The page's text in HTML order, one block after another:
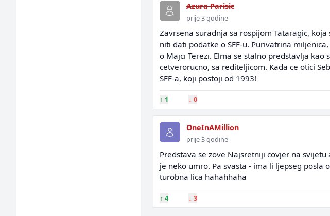
Azura Parisic
prije 3 godine
Zavrsena suradnja sa rospijom Tataragic,
niti dati podatke o SFF-u. Purivatrina
o Majci Terezi. Elma se stalno predstavlja kao
cetverorucno, sa rediteljicom. Kada ce otici
SFF-a, koji postoji od 1993!
↑ 1 ↓ 0
OneInAMillion
prije 3 godine
Predstava se zove Najsretniji covjer na
je neko umro. Pa svasta - ima li ljepseg posla
turobna lica hahahhaha
↑ 4 ↓ 3